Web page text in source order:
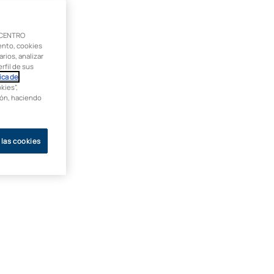
cookies
analizar
de sus
de
haciendo
cookies